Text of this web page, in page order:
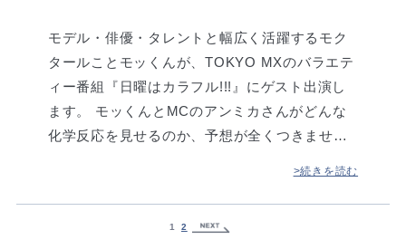
モデル・俳優・タレントと幅広く活躍するモク
タールことモッくんが、TOKYO MXのバラエテ
ィー番組『日曜はカラフル!!!』にゲスト出演し
ます。 モッくんとMCのアンミカさんがどんな
化学反応を見せるのか、予想が全くつきませ…
>続きを読む
1 2